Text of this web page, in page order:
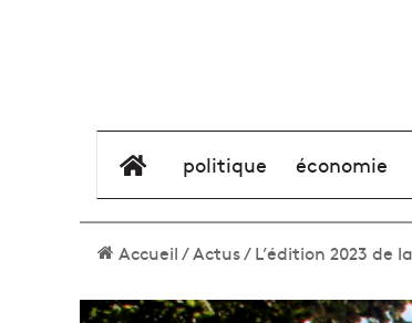
élément de menu
politique économie
Accueil/Actus/L’édition 2023 de